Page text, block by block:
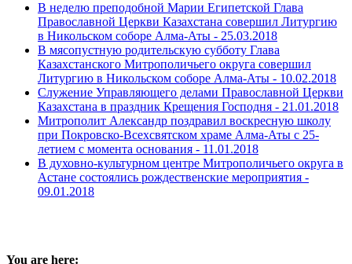
В неделю преподобной Марии Египетской Глава
Православной Церкви Казахстана совершил Литургию
в Никольском соборе Алма-Аты - 25.03.2018
В мясопустную родительскую субботу Глава
Казахстанского Митрополичьего округа совершил
Литургию в Никольском соборе Алма-Аты - 10.02.2018
Служение Управляющего делами Православной Церкви
Казахстана в праздник Крещения Господня - 21.01.2018
Митрополит Александр поздравил воскресную школу
при Покровско-Всехсвятском храме Алма-Аты с 25-
летием с момента основания - 11.01.2018
В духовно-культурном центре Митрополичьего округа в
Астане состоялись рождественские мероприятия -
09.01.2018
You are here: